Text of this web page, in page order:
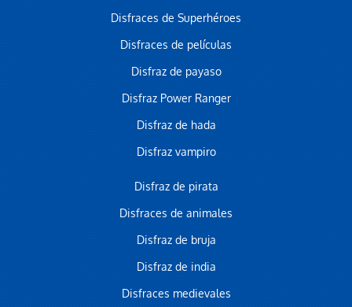
Disfraces de Superhéroes
Disfraces de películas
Disfraz de payaso
Disfraz Power Ranger
Disfraz de hada
Disfraz vampiro
Disfraz de pirata
Disfraces de animales
Disfraz de bruja
Disfraz de india
Disfraces medievales